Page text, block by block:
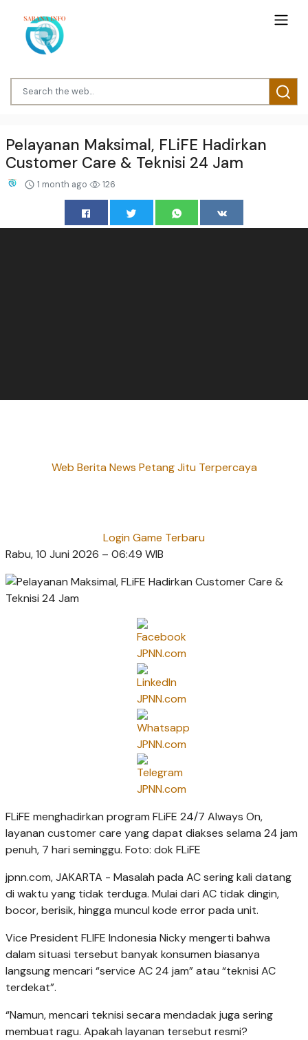
Pelayanan Maksimal, FLiFE Hadirkan
Customer Care & Teknisi 24 Jam
1 month ago 126
Web Berita News Petang Jitu Terpercaya
Login Game Terbaru
Rabu, 10 Juni 2026 – 06:49 WIB
FLiFE menghadirkan program FLiFE 24/7 Always On,
layanan customer care yang dapat diakses selama 24 jam
penuh, 7 hari seminggu. Foto: dok FLiFE
jpnn.com, JAKARTA - Masalah pada AC sering kali datang
di waktu yang tidak terduga. Mulai dari AC tidak dingin,
bocor, berisik, hingga muncul kode error pada unit.
Vice President FLIFE Indonesia Nicky mengerti bahwa
dalam situasi tersebut banyak konsumen biasanya
langsung mencari “service AC 24 jam” atau “teknisi AC
terdekat”.
“Namun, mencari teknisi secara mendadak juga sering
membuat ragu. Apakah layanan tersebut resmi?